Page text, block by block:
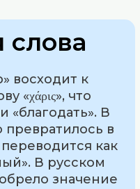
слова
восходит к
«χάρις», что
«благодать». В
в
как
В русском
значение